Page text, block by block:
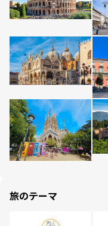
旅のテーマ